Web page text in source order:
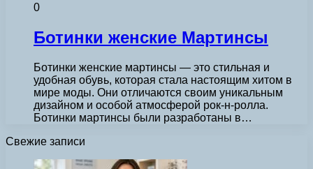
0
Ботинки женские Мартинсы
Ботинки женские мартинсы — это стильная и
удобная обувь, которая стала настоящим хитом в
мире моды. Они отличаются своим уникальным
дизайном и особой атмосферой рок-н-ролла.
Ботинки мартинсы были разработаны в…
Свежие записи